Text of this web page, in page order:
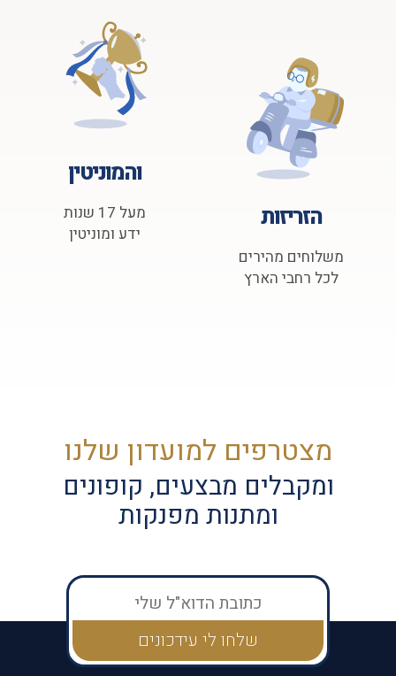
הזריזות
משלוחים מהירים
לכל רחבי הארץ
והמוניטין
מעל 17 שנות
ידע ומוניטין
מצטרפים למועדון שלנו
ומקבלים מבצעים, קופונים
ומתנות מפנקות